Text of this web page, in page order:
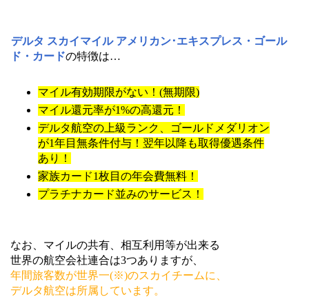
デルタ スカイマイル アメリカン･エキスプレス・ゴール
ド・カードの特徴は…
マイル有効期限がない！(無期限)
マイル還元率が1%の高還元！
デルタ航空の上級ランク、ゴールドメダリオン
が1年目無条件付与！翌年以降も取得優遇条件
あり！
家族カード1枚目の年会費無料！
プラチナカード並みのサービス！
なお、マイルの共有、相互利用等が出来る
世界の航空会社連合は3つありますが、
年間旅客数が世界一(※)のスカイチームに、
デルタ航空は所属しています。